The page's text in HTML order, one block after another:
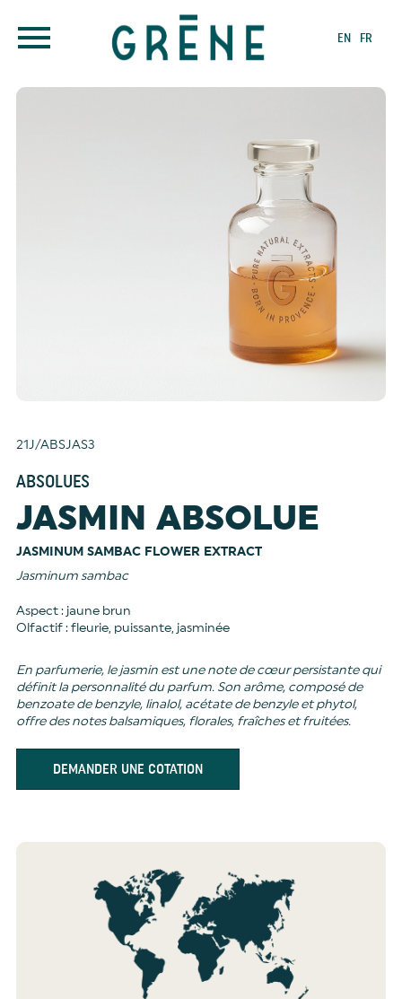
EN FR
21J/ABSJAS3
ABSOLUES
JASMIN ABSOLUE
JASMINUM SAMBAC FLOWER EXTRACT
Jasminum sambac
Aspect : jaune brun
Olfactif : fleurie, puissante, jasminée
En parfumerie, le jasmin est une note de cœur persistante qui
définit la personnalité du parfum. Son arôme, composé de
benzoate de benzyle, linalol, acétate de benzyle et phytol,
offre des notes balsamiques, florales, fraîches et fruitées.
DEMANDER UNE COTATION